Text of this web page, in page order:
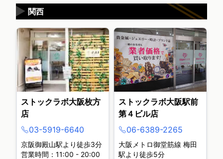
関西
▶
ストックラボ大阪枚方
店
03-5919-6640
京阪御殿山駅より徒歩3分
営業時間：11:00 - 20:00
ストックラボ大阪駅前
第４ビル店
06-6389-2265
大阪メトロ御堂筋線 梅田
駅より徒歩5分